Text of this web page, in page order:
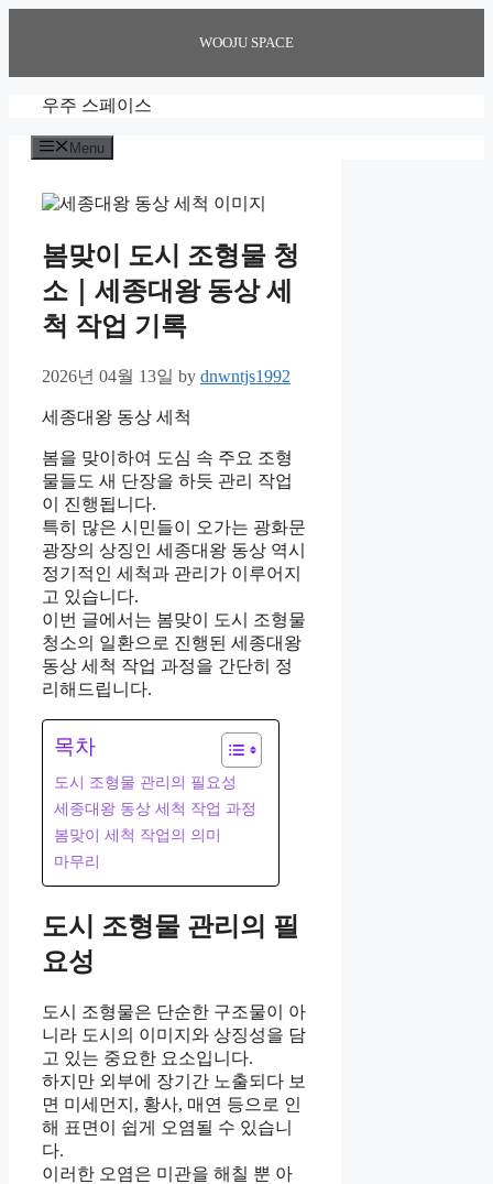
WOOJU SPACE
우주 스페이스
Menu
봄맞이 도시 조형물 청
소｜세종대왕 동상 세
척 작업 기록
2026년 04월 13일 by dnwntjs1992
세종대왕 동상 세척
봄을 맞이하여 도심 속 주요 조형
물들도 새 단장을 하듯 관리 작업
이 진행됩니다.
특히 많은 시민들이 오가는 광화문
광장의 상징인 세종대왕 동상 역시
정기적인 세척과 관리가 이루어지
고 있습니다.
이번 글에서는 봄맞이 도시 조형물
청소의 일환으로 진행된 세종대왕
동상 세척 작업 과정을 간단히 정
리해드립니다.
목차
도시 조형물 관리의 필요성
세종대왕 동상 세척 작업 과정
봄맞이 세척 작업의 의미
마무리
도시 조형물 관리의 필
요성
도시 조형물은 단순한 구조물이 아
니라 도시의 이미지와 상징성을 담
고 있는 중요한 요소입니다.
하지만 외부에 장기간 노출되다 보
면 미세먼지, 황사, 매연 등으로 인
해 표면이 쉽게 오염될 수 있습니
다.
이러한 오염은 미관을 해칠 뿐 아